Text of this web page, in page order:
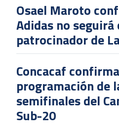
Osael Maroto
Adidas no seguirá
patrocinador de
Concacaf confirma
programación de
semifinales del
Sub-20